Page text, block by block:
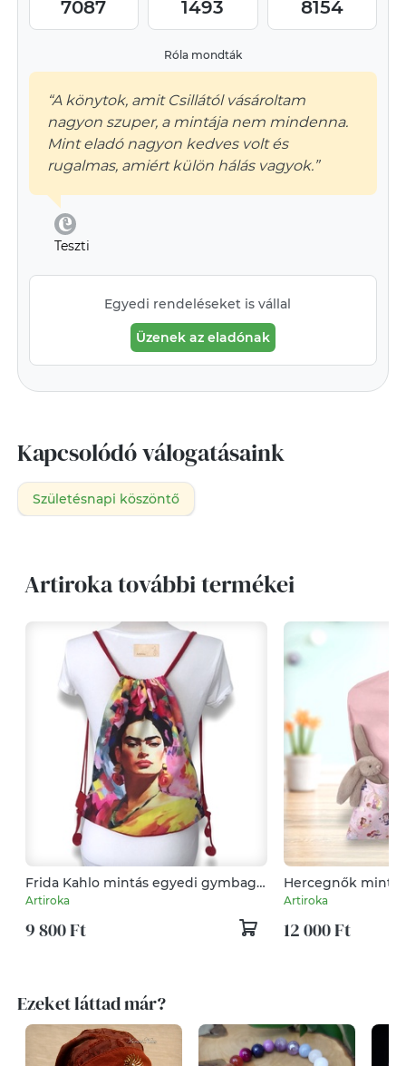
7087 1493 8154
Róla mondták
“A könytok, amit Csillától vásároltam
nagyon szuper, a mintája nem mindenna.
Mint eladó nagyon kedves volt és
rugalmas, amiért külön hálás vagyok.”
Teszti
Egyedi rendeléseket is vállal
Üzenek az eladónak
Kapcsolódó válogatásaink
Születésnapi köszöntő
Artiroka további termékei
Frida Kahlo mintás egyedi gymbag
hátizsák - Artiroka
Artiroka
9 800 Ft
Hercegnők mintás
ZSÁK - akár
Artiroka
12 000 Ft
Ezeket láttad már?